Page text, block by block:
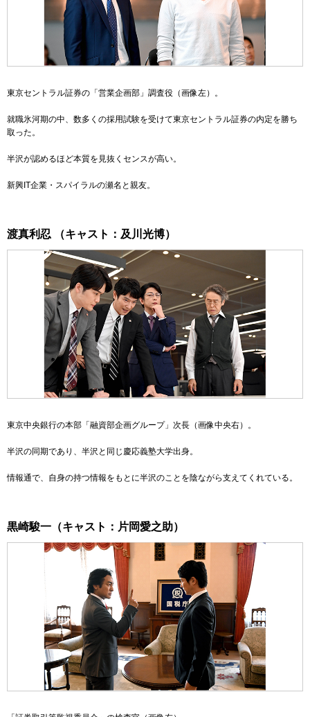
東京セントラル証券の「営業企画部」調査役 （画像左） 。
就職氷河期の中、数多くの採用試験を受けて東京セントラル証券の内定を勝ち
取った。
半沢が認めるほど本質を見抜くセンスが高い。
新興IT企業・スパイラルの瀬名と親友。
渡真利忍 （キャスト：及川光博）
東京中央銀行の本部「融資部企画グループ」次長 （画像中央右） 。
半沢の同期であり、半沢と同じ慶応義塾大学出身。
情報通で、自身の持つ情報をもとに半沢のことを陰ながら支えてくれている。
黒崎駿一（キャスト：片岡愛之助）